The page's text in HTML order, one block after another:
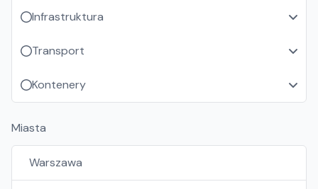
Infrastruktura
Transport
Kontenery
Miasta
Warszawa